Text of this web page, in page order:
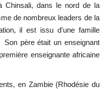
Chinsali, dans le nord de la
de nombreux leaders de la
il est issu d'une famille
père était un enseignant
enseignante africaine
en Zambie (Rhodésie du